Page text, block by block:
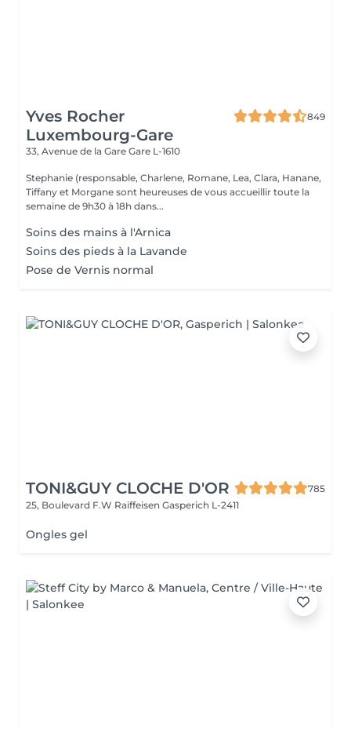
Yves Rocher
Luxembourg-Gare
849
33, Avenue de la Gare Gare L-1610
Stephanie (responsable, Charlene, Romane, Lea, Clara, Hanane,
Tiffany et Morgane sont heureuses de vous accueillir toute la
semaine de 9h30 à 18h dans...
Soins des mains à l'Arnica
Soins des pieds à la Lavande
Pose de Vernis normal
TONI&GUY CLOCHE D'OR
785
25, Boulevard F.W Raiffeisen Gasperich L-2411
Ongles gel